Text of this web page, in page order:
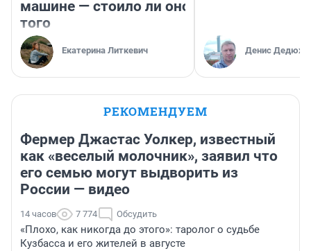
машине — стоило ли оно
того
Екатерина Литкевич Денис
РЕКОМЕНДУЕМ
Фермер Джастас Уолкер, известный
как «веселый молочник», заявил что
его семью могут выдворить из
России — видео
14 часов 7 774 Обсудить
«Плохо, как никогда до этого»: таролог о судьбе
Кузбасса и его жителей в августе